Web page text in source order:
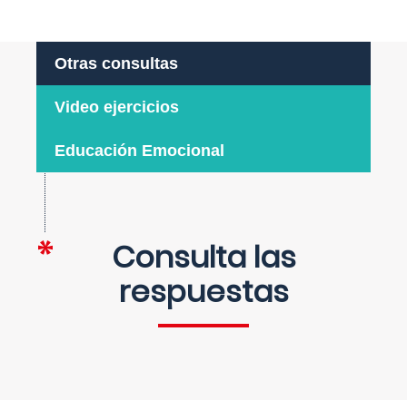
Otras consultas
Video ejercicios
Educación Emocional
Consulta las
respuestas